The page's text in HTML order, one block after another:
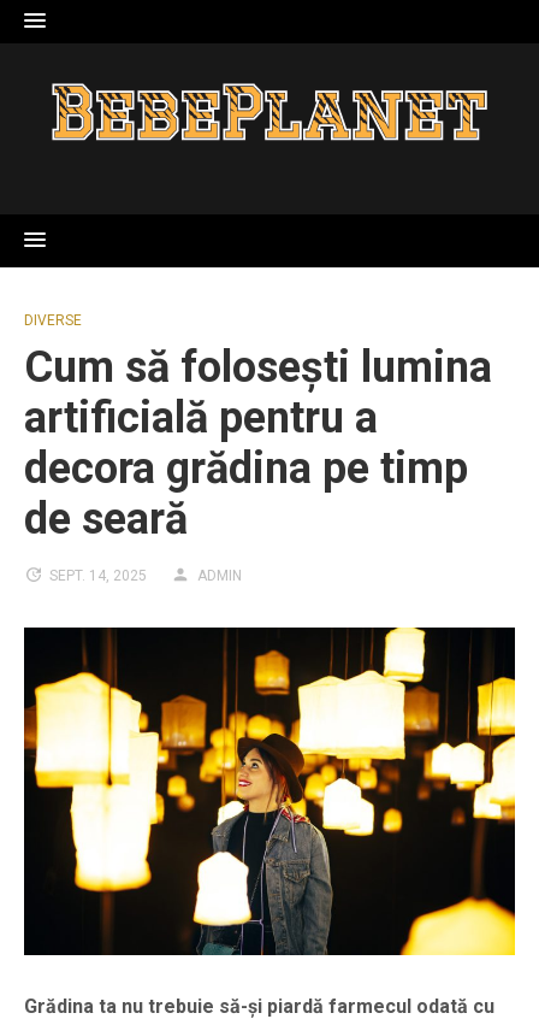
Skip
to
DIVERSE
Cum să folosești lumina
artificială pentru a
decora grădina pe timp
de seară
SEPT. 14, 2025 ADMIN
Grădina ta nu trebuie să-și piardă farmecul odată cu